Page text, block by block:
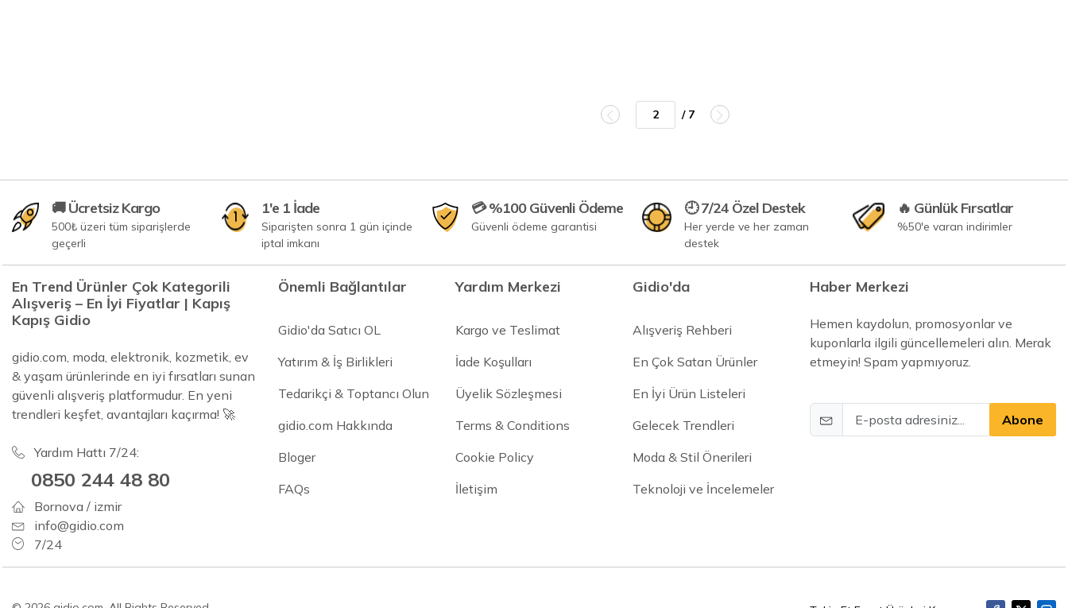
/ 7
🚚 Ücretsiz Kargo
500₺ üzeri tüm siparişlerde
geçerli
1'e 1 İade
Siparişten sonra 1 gün içinde
iptal imkanı
💳 %100 Güvenli Ödeme
Güvenli ödeme garantisi
🕘 7/24 Özel Destek
Her yerde ve her zaman
destek
🔥 Günlük Fırsatlar
%50'e varan indirimler
En Trend Ürünler Çok Kategorili
Alışveriş – En İyi Fiyatlar | Kapış
Kapış Gidio
gidio.com, moda, elektronik, kozmetik, ev
& yaşam ürünlerinde en iyi fırsatları sunan
güvenli alışveriş platformudur. En yeni
trendleri keşfet, avantajları kaçırma! 🚀
Yardım Hattı 7/24:
0850 244 48 80
Bornova / izmir
info@gidio.com
7/24
Önemli Bağlantılar
Gidio'da Satıcı OL
Yatırım & İş Birlikleri
Tedarikçi & Toptancı Olun
gidio.com Hakkında
Bloger
FAQs
Yardım Merkezi
Kargo ve Teslimat
İade Koşulları
Üyelik Sözleşmesi
Terms & Conditions
Cookie Policy
İletişim
Gidio'da
Alışveriş Rehberi
En Çok Satan Ürünler
En İyi Ürün Listeleri
Gelecek Trendleri
Moda & Stil Önerileri
Teknoloji ve İncelemeler
Haber Merkezi
Hemen kaydolun, promosyonlar ve
kuponlarla ilgili güncellemeleri alın. Merak
etmeyin! Spam yapmıyoruz.
Abone